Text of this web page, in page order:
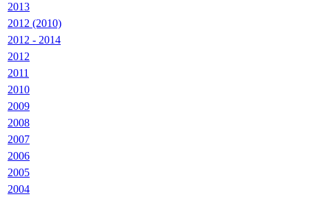
2013
2012 (2010)
2012 - 2014
2012
2011
2010
2009
2008
2007
2006
2005
2004